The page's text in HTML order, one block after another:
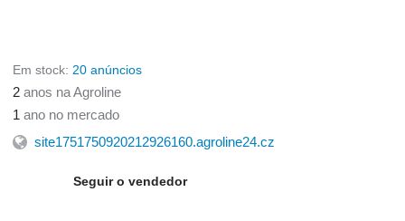
Em stock: 20 anúncios
2 anos na Agroline
1 ano no mercado
site1751750920212926160.agroline24.cz
Seguir o vendedor